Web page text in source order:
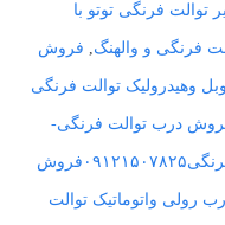
توالت فرنگی توتو با
فرنگی و والهنگ, فروش
وهیدرولیک توالت فرنگی
درب توالت فرنگی-
فروش درب توالت فرنگی۰۹۱۲۱۵۰۷۸۲۵فروش
رولی واتوماتیک توالت